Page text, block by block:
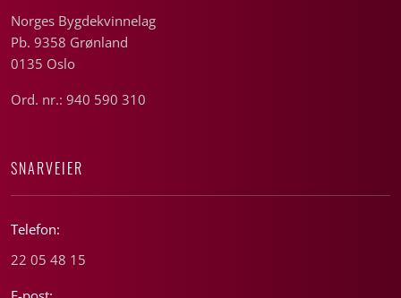
Norges Bygdekvinnelag
Pb. 9358 Grønland
0135 Oslo
Ord. nr.: 940 590 310
SNARVEIER
Telefon:
22 05 48 15